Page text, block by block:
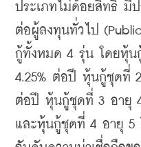
ประเภทไม่ด้อยสิทธิ มี
ต่อผู้ลงทุนทั่วไป
กู้ทั้งหมด 4 รุ่น โดยหุ้
4.25% ต่อปี หุ้นกู้ชุดที่
ต่อปี หุ้นกู้ชุดที่ 3 อายุ
และหุ้นกู้ชุดที่ 4 อายุ 5